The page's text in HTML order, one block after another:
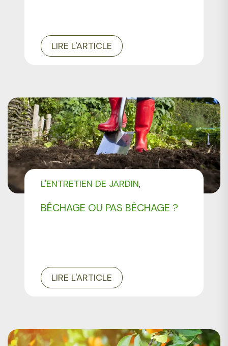
LIRE L'ARTICLE
BÊCHAGE OU PAS BÊCHAGE ?
L'ENTRETIEN DE JARDIN
LIRE L'ARTICLE